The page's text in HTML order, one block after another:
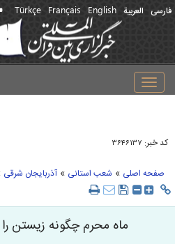
فارسی العربیة English
Français
Türkçe
Toggle
navigation
کد خبر: ۳۶۴۶۱۳۷
صفحه اصلی » شعب استانی » آذربایجان شرقی
ماه محرم چگونه زیستن